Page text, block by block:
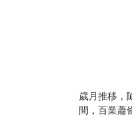
歲月推移，
間，百業蕭